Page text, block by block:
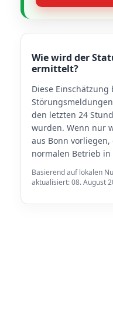
Wie wird der
ermittelt?
Diese
den letzten 24
wurden. Wenn nur
aus Bonn
normalen Betrieb in
Basierend auf lokalen
aktualisiert: 08. August